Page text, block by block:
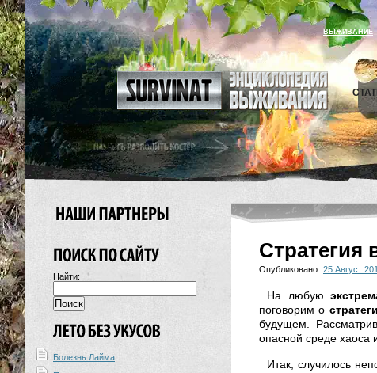
ВЫЖИВАНИЕ
Найти:
Болезнь Лайма
Стратегия
Опубликовано: 25 Август
На любую
поговорим о
будущем.
опасной среде хаоса
Итак, случилось